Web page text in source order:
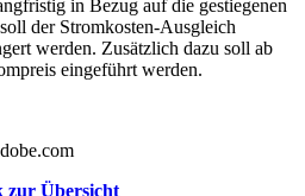
in Bezug auf die gestiegenen
der Stromkosten-Ausgleich
werden. Zusätzlich dazu soll ab
eingeführt werden.
zur Übersicht